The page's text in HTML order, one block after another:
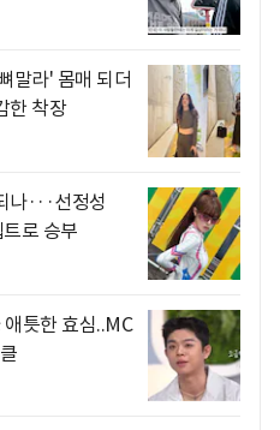
말라' 몸매 되더
한 착장
나···선정성
로 승부
틋한 효심..MC